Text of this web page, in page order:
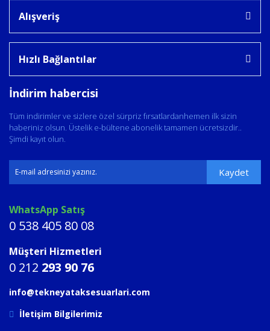
Alışveriş
Hızlı Bağlantılar
İndirim habercisi
Tüm indirimler ve sizlere özel sürpriz fırsatlardanhemen ilk sizin
haberiniz olsun. Üstelik e-bültene abonelik tamamen ücretsizdir..
Şimdi kayıt olun.
Kaydet
WhatsApp Satış
0 538 405 80 08
Müşteri Hizmetleri
0 212 293 90 76
info@tekneyataksesuarlari.com
İletişim Bilgilerimiz